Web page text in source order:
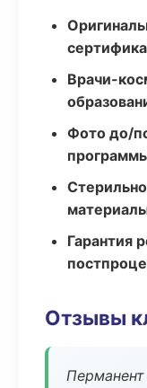
Врачи-
Фото до/
Гарантия
Отзывы